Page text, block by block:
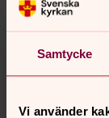
Samtycke
Vi använder
innehåll?
Dela